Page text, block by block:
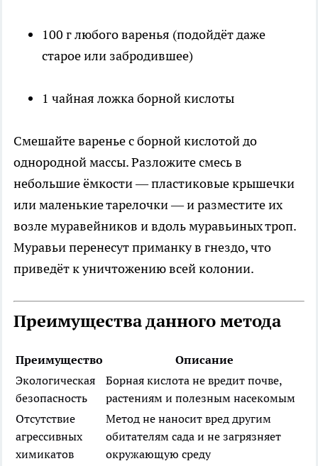
100 г любого варенья (подойдёт даже
старое или забродившее)
1 чайная ложка борной кислоты
Смешайте варенье с борной кислотой до
однородной массы. Разложите смесь в
небольшие ёмкости — пластиковые крышечки
или маленькие тарелочки — и разместите их
возле муравейников и вдоль муравьиных троп.
Муравьи перенесут приманку в гнездо, что
приведёт к уничтожению всей колонии.
Преимущества данного метода
Преимущество
Описание
Экологическая
безопасность
Борная кислота не вредит почве,
растениям и полезным насекомым
Отсутствие
агрессивных
химикатов
Метод не наносит вред другим
обитателям сада и не загрязняет
окружающую среду